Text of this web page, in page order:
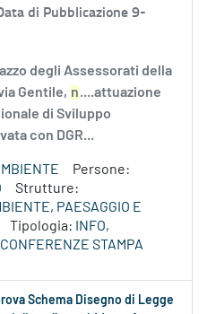
di Pubblicazione 9-
degli Assessorati della
Gentile, n....attuazione
di Sviluppo
con DGR...
Persone:
Strutture:
PAESAGGIO E
Tipologia:
INFO,
STAMPA
Schema Disegno di Legge